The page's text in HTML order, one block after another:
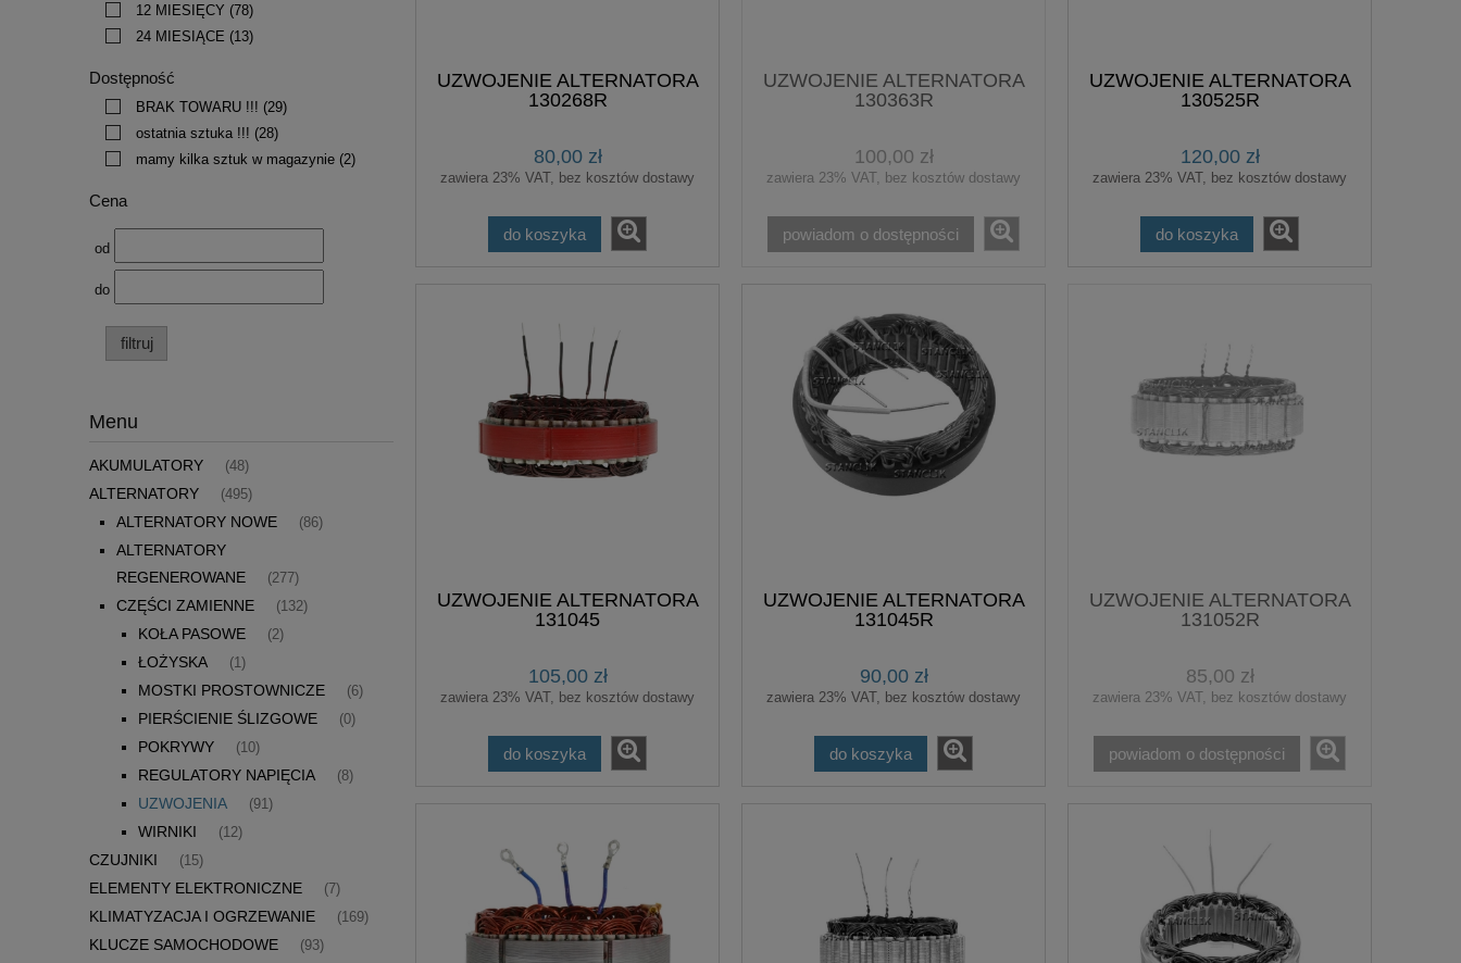
12 MIESIĘCY (78)
24 MIESIĄCE (13)
Dostępność
BRAK TOWARU !!! (29)
ostatnia sztuka !!! (28)
mamy kilka sztuk w magazynie (2)
Cena
od
do
filtruj
Menu
AKUMULATORY (48)
ALTERNATORY (495)
ALTERNATORY NOWE (86)
ALTERNATORY
REGENEROWANE
(277)
CZĘŚCI ZAMIENNE (132)
KOŁA PASOWE (2)
ŁOŻYSKA (1)
MOSTKI PROSTOWNICZE (6)
PIERŚCIENIE ŚLIZGOWE (0)
POKRYWY (10)
REGULATORY NAPIĘCIA (8)
UZWOJENIA (91)
WIRNIKI (12)
CZUJNIKI (15)
ELEMENTY ELEKTRONICZNE (7)
KLIMATYZACJA I OGRZEWANIE (169)
KLUCZE SAMOCHODOWE (93)
UZWOJENIE ALTERNATORA
130268R
80,00 zł
zawiera 23% VAT, bez kosztów dostawy
do koszyka
UZWOJENIE ALTERNATORA
130363R
100,00 zł
zawiera 23% VAT, bez kosztów dostawy
powiadom o dostępności
UZWOJENIE ALTERNATORA
130525R
120,00 zł
zawiera 23% VAT, bez kosztów dostawy
do koszyka
UZWOJENIE ALTERNATORA
131045
105,00 zł
zawiera 23% VAT, bez kosztów dostawy
do koszyka
UZWOJENIE ALTERNATORA
131045R
90,00 zł
zawiera 23% VAT, bez kosztów dostawy
do koszyka
UZWOJENIE ALTERNATORA
131052R
85,00 zł
zawiera 23% VAT, bez kosztów dostawy
powiadom o dostępności